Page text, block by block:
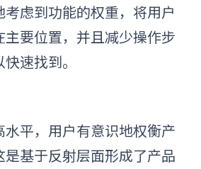
虑到功能的权重，将用户
要位置，并且减少操作步
速找到。
平，用户有意识地权衡产
是基于反射层面形成了产品